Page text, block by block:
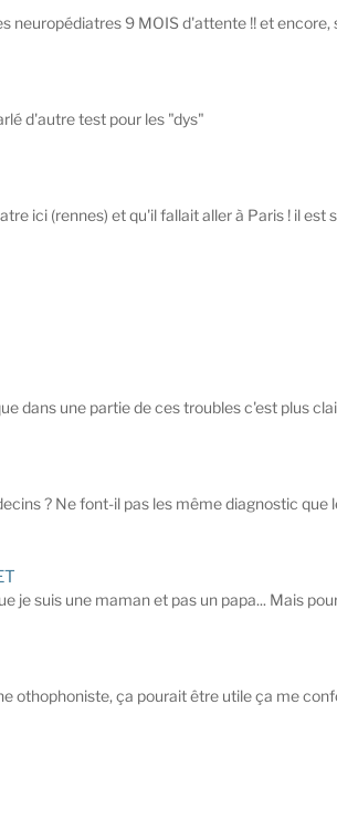
neuropédiatres 9 MOIS d'attente !! et
d'autre test pour les "dys"
ici (rennes) et qu'il fallait aller à Paris ! il est
dans une partie de ces troubles c'est plus
? Ne font-il pas les même diagnostic que
je suis une maman et pas un papa... Mais
othophoniste, ça pourait être utile ça me